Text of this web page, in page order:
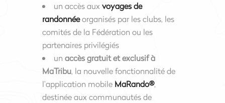
un accès aux voyages de
randonnéeorganisés par les clubs, les
comités de la Fédération ou les
partenaires privilégiés
un accès gratuit et exclusif à
MaTribu, la nouvelle fonctionnalité de
l’application mobile MaRando®,
destinée aux communautés de